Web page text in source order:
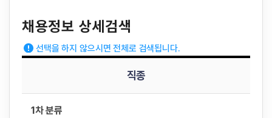
채용정보 상세검색
선택을 하지 않으시면 전체로 검색됩니다.
직종
1차 분류